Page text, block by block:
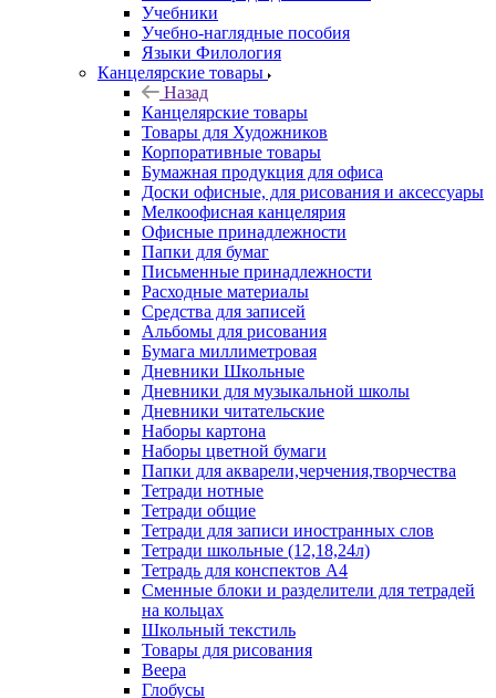
Учебники
Учебно-наглядные пособия
Языки Филология
Канцелярские товары
Назад
Канцелярские товары
Товары для Художников
Корпоративные товары
Бумажная продукция для офиса
Доски офисные, для рисования и аксессуары
Мелкоофисная канцелярия
Офисные принадлежности
Папки для бумаг
Письменные принадлежности
Расходные материалы
Средства для записей
Альбомы для рисования
Бумага миллиметровая
Дневники Школьные
Дневники для музыкальной школы
Дневники читательские
Наборы картона
Наборы цветной бумаги
Папки для акварели,черчения,творчества
Тетради нотные
Тетради общие
Тетради для записи иностранных слов
Тетради школьные (12,18,24л)
Тетрадь для конспектов А4
Сменные блоки и разделители для тетрадей
на кольцах
Школьный текстиль
Товары для рисования
Веера
Глобусы